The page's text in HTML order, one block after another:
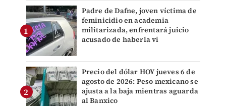
Padre de Dafne, joven víctima de
feminicidio en academia
militarizada, enfrentará juicio
acusado de haberla vi
Precio del dólar HOY jueves 6 de
agosto de 2026: Peso mexicano se
ajusta a la baja mientras aguarda
al Banxico